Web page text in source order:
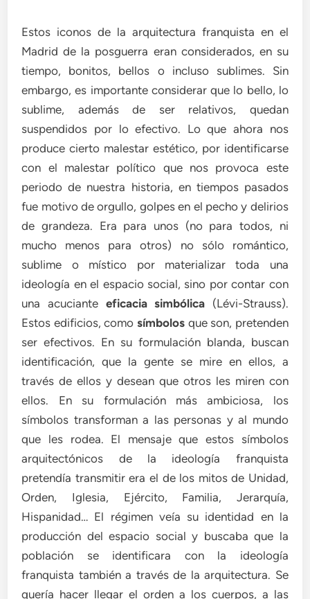
Estos iconos de la arquitectura franquista en el
Madrid de la posguerra eran considerados, en su
tiempo, bonitos, bellos o incluso sublimes. Sin
embargo, es importante considerar que lo bello, lo
sublime, además de ser relativos, quedan
suspendidos por lo efectivo. Lo que ahora nos
produce cierto malestar estético, por identificarse
con el malestar político que nos provoca este
periodo de nuestra historia, en tiempos pasados
fue motivo de orgullo, golpes en el pecho y delirios
de grandeza. Era para unos (no para todos, ni
mucho menos para otros) no sólo romántico,
sublime o místico por materializar toda una
ideología en el espacio social, sino por contar con
una acuciante eficacia simbólica (Lévi-Strauss).
Estos edificios, como símbolos que son, pretenden
ser efectivos. En su formulación blanda, buscan
identificación, que la gente se mire en ellos, a
través de ellos y desean que otros les miren con
ellos. En su formulación más ambiciosa, los
símbolos transforman a las personas y al mundo
que les rodea. El mensaje que estos símbolos
arquitectónicos de la ideología franquista
pretendía transmitir era el de los mitos de Unidad,
Orden, Iglesia, Ejército, Familia, Jerarquía,
Hispanidad… El régimen veía su identidad en la
producción del espacio social y buscaba que la
población se identificara con la ideología
franquista también a través de la arquitectura. Se
quería hacer llegar el orden a los cuerpos, a las